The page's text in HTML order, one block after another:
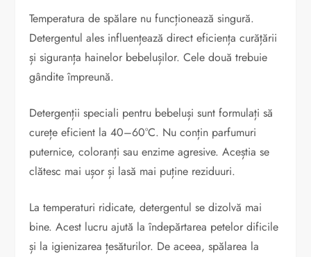
Temperatura de spălare nu funcționează singură.
Detergentul ales influențează direct eficiența curățării
și siguranța hainelor bebelușilor. Cele două trebuie
gândite împreună.
Detergenții speciali pentru bebeluși sunt formulați să
curețe eficient la 40–60°C. Nu conțin parfumuri
puternice, coloranți sau enzime agresive. Aceștia se
clătesc mai ușor și lasă mai puține reziduuri.
La temperaturi ridicate, detergentul se dizolvă mai
bine. Acest lucru ajută la îndepărtarea petelor dificile
și la igienizarea țesăturilor. De aceea, spălarea la